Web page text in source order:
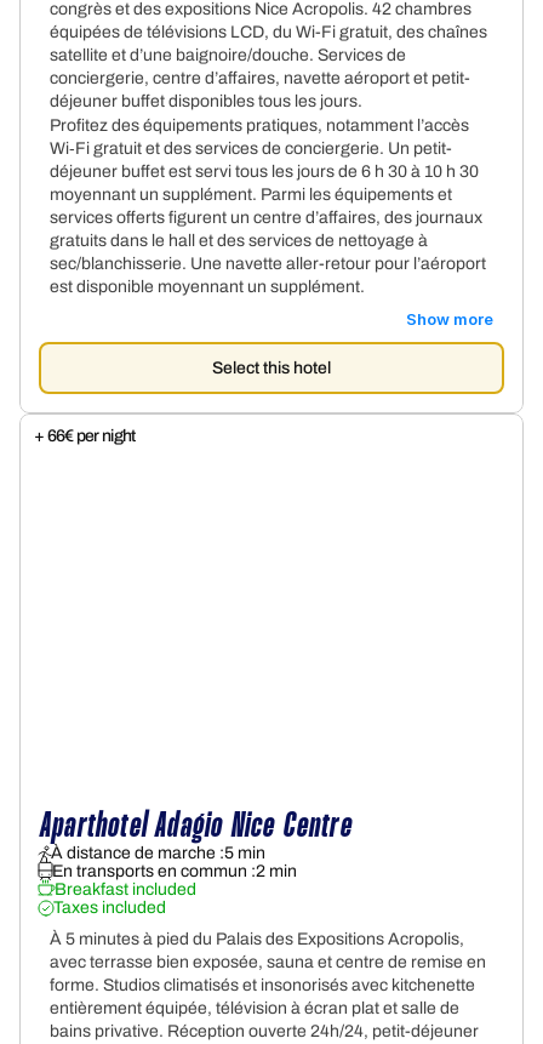
Select this hotel
congrès et des expositions Nice Acropolis. 42 chambres
équipées de télévisions LCD, du Wi-Fi gratuit, des chaînes
satellite et d’une baignoire/douche. Services de
conciergerie, centre d’affaires, navette aéroport et petit-
déjeuner buffet disponibles tous les jours.
Profitez des équipements pratiques, notamment l’accès
Wi‑Fi gratuit et des services de conciergerie. Un petit-
déjeuner buffet est servi tous les jours de 6 h 30 à 10 h 30
moyennant un supplément. Parmi les équipements et
services offerts figurent un centre d’affaires, des journaux
gratuits dans le hall et des services de nettoyage à
sec/blanchisserie. Une navette aller-retour pour l’aéroport
est disponible moyennant un supplément.
Show more
Aparthotel Adagio Nice Centre
Breakfast included
Taxes included
À distance de marche :5 min
En transports en commun :2 min
À 5 minutes à pied du Palais des Expositions Acropolis,
avec terrasse bien exposée, sauna et centre de remise en
forme. Studios climatisés et insonorisés avec kitchenette
entièrement équipée, télévision à écran plat et salle de
bains privative. Réception ouverte 24h/24, petit-déjeuner
+ 66€ per night